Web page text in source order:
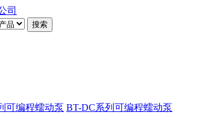
可编程蠕动泵 BT-DC系列可编程蠕动泵